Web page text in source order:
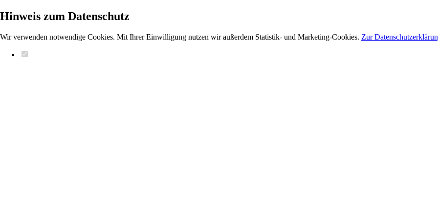
Hinweis zum Datenschutz
Wir verwenden notwendige Cookies. Mit Ihrer Einwilligung nutzen wir außerdem Statistik- und Marketing-Cookies. Zur